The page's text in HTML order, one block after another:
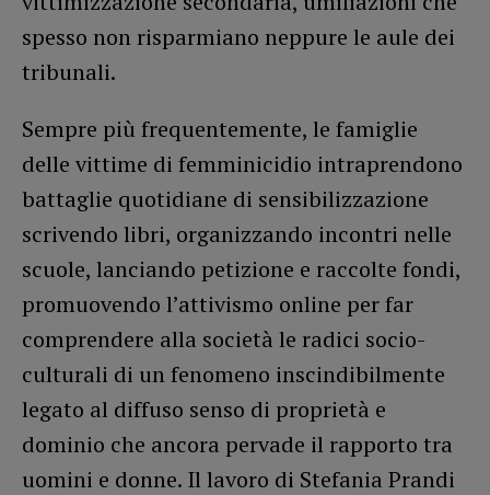
spesso non risparmiano neppure le aule dei
tribunali.
Sempre più frequentemente, le famiglie
delle vittime di femminicidio intraprendono
battaglie quotidiane di sensibilizzazione
scrivendo libri, organizzando incontri nelle
scuole, lanciando petizione e raccolte fondi,
promuovendo l’attivismo online per far
comprendere alla società le radici socio-
culturali di un fenomeno inscindibilmente
legato al diffuso senso di proprietà e
dominio che ancora pervade il rapporto tra
uomini e donne. Il lavoro di Stefania Prandi